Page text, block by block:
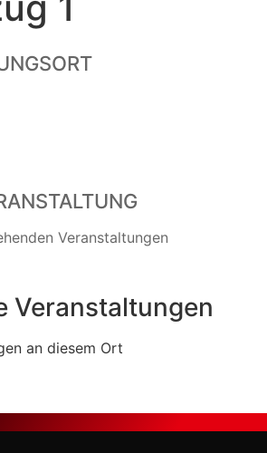
Veranstaltungen
Veranstaltungen
an diesem Ort